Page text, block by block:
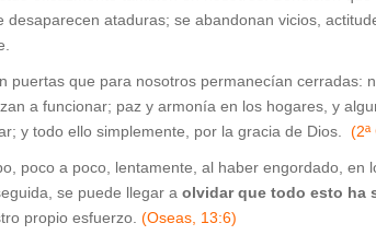
desaparecen ataduras; se abandonan vicios,
puertas que para nosotros permanecían cerradas:
a funcionar; paz y armonía en los hogares, y
y todo ello simplemente, por la gracia de Dios. (2ª
poco a poco, lentamente, al haber engordado, en
se puede llegar a olvidar que todo esto ha
propio esfuerzo. (Oseas, 13:6)